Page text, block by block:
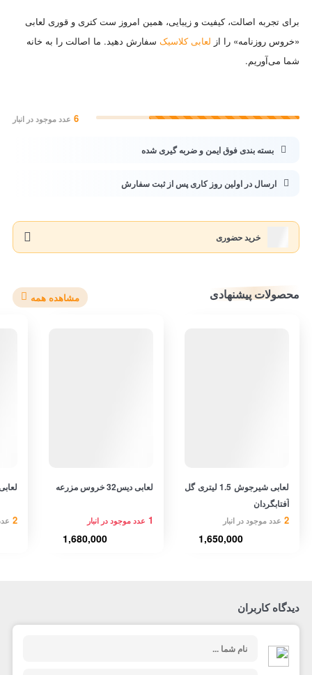
برای تجربه اصالت، کیفیت و زیبایی، همین امروز ست کتری و قوری لعابی
«خروس روزنامه» را از لعابی کلاسیک سفارش دهید. ما اصالت را به خانه
شما می‌آوریم.
6 عدد موجود در انبار
بسته بندی فوق ایمن و ضربه گیری شده
ارسال در اولین روز کاری پس از ثبت سفارش
خرید حضوری
محصولات پیشنهادی مشاهده همه
2 عدد موجود در انبار
لعابی شیرجوش 1.5 لیتری گل
آفتابگردان
1,650,000
1 عدد موجود در انبار
لعابی دیس32 خروس مزرعه
1,680,000
2
لعابی
دیدگاه کاربران